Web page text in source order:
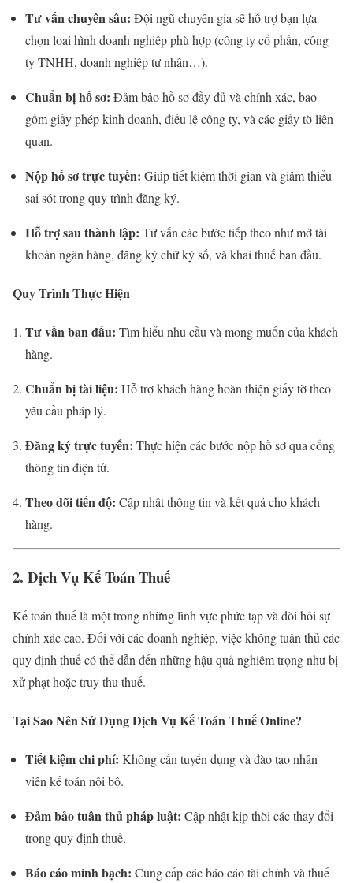
Tư vấn chuyên sâu: Đội ngũ chuyên gia sẽ hỗ trợ bạn lựa
chọn loại hình doanh nghiệp phù hợp (công ty cổ phần, công
ty TNHH, doanh nghiệp tư nhân…).
Chuẩn bị hồ sơ: Đảm bảo hồ sơ đầy đủ và chính xác, bao
gồm giấy phép kinh doanh, điều lệ công ty, và các giấy tờ liên
quan.
Nộp hồ sơ trực tuyến: Giúp tiết kiệm thời gian và giảm thiểu
sai sót trong quy trình đăng ký.
Hỗ trợ sau thành lập: Tư vấn các bước tiếp theo như mở tài
khoản ngân hàng, đăng ký chữ ký số, và khai thuế ban đầu.
Quy Trình Thực Hiện
Tư vấn ban đầu: Tìm hiểu nhu cầu và mong muốn của khách
hàng.
Chuẩn bị tài liệu: Hỗ trợ khách hàng hoàn thiện giấy tờ theo
yêu cầu pháp lý.
Đăng ký trực tuyến: Thực hiện các bước nộp hồ sơ qua cổng
thông tin điện tử.
Theo dõi tiến độ: Cập nhật thông tin và kết quả cho khách
hàng.
2. Dịch Vụ Kế Toán Thuế
Kế toán thuế là một trong những lĩnh vực phức tạp và đòi hỏi sự
chính xác cao. Đối với các doanh nghiệp, việc không tuân thủ các
quy định thuế có thể dẫn đến những hậu quả nghiêm trọng như bị
xử phạt hoặc truy thu thuế.
Tại Sao Nên Sử Dụng Dịch Vụ Kế Toán Thuế Online?
Tiết kiệm chi phí: Không cần tuyển dụng và đào tạo nhân
viên kế toán nội bộ.
Đảm bảo tuân thủ pháp luật: Cập nhật kịp thời các thay đổi
trong quy định thuế.
Báo cáo minh bạch: Cung cấp các báo cáo tài chính và thuế